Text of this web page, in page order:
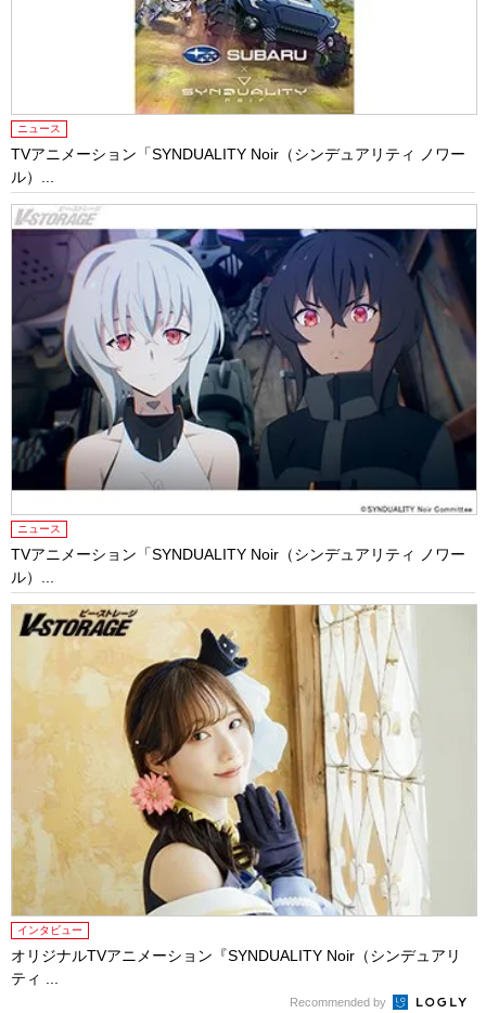
ニュース
TVアニメーション「SYNDUALITY Noir（シンデュアリティ ノワー
ル）...
ニュース
TVアニメーション「SYNDUALITY Noir（シンデュアリティ ノワー
ル）...
インタビュー
オリジナルTVアニメーション『SYNDUALITY Noir（シンデュアリ
ティ ...
Recommended by